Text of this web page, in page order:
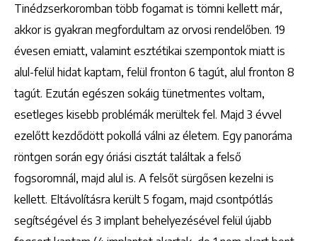
Tinédzserkoromban több fogamat is tömni kellett már,
akkor is gyakran megfordultam az orvosi rendelőben. 19
évesen emiatt, valamint esztétikai szempontok miatt is
alul-felül hidat kaptam, felül fronton 6 tagút, alul fronton 8
tagút. Ezután egészen sokáig tünetmentes voltam,
esetleges kisebb problémák merültek fel. Majd 3 évvel
ezelőtt kezdődött pokollá válni az életem. Egy panoráma
röntgen során egy óriási cisztát találtak a felső
fogsoromnál, majd alul is. A felsőt sürgősen kezelni is
kellett. Eltávolításra került 5 fogam, majd csontpótlás
segítségével és 3 implant behelyezésével felül újabb